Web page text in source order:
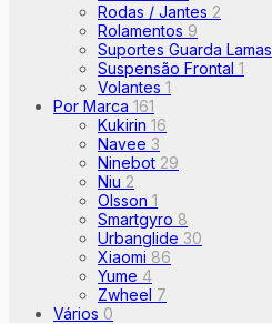
Rodas / Jantes 2
Rolamentos 9
Suportes Guarda Lamas
Suspensão Frontal 1
Volantes 1
Por Marca 161
Kukirin 16
Navee 3
Ninebot 29
Niu 2
Olsson 1
Smartgyro 8
Urbanglide 30
Xiaomi 86
Yume 4
Zwheel 7
Vários 0